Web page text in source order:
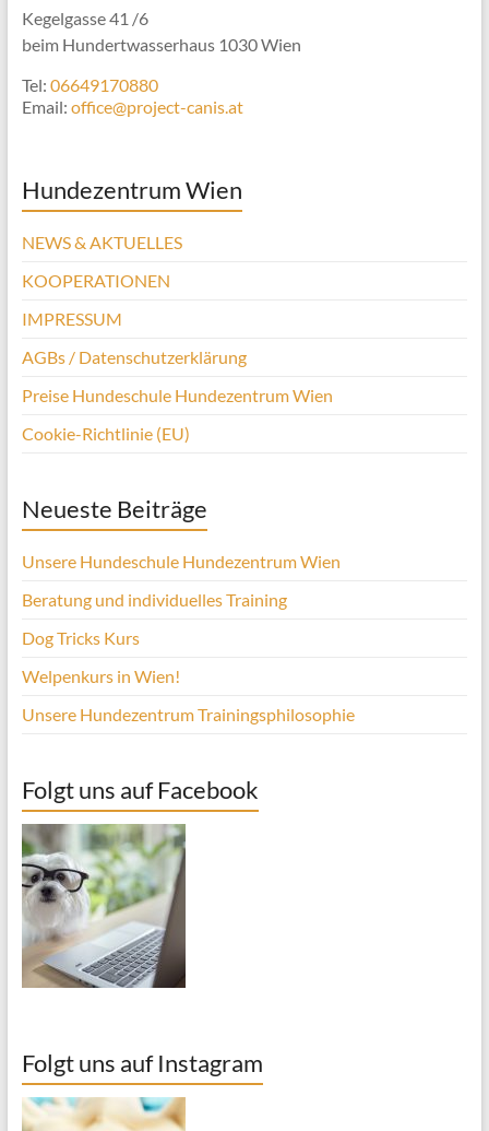
Kegelgasse 41 /6
beim Hundertwasserhaus 1030 Wien
Tel: 06649170880
Email: office@project-canis.at
Hundezentrum Wien
NEWS & AKTUELLES
KOOPERATIONEN
IMPRESSUM
AGBs / Datenschutzerklärung
Preise Hundeschule Hundezentrum Wien
Cookie-Richtlinie (EU)
Neueste Beiträge
Unsere Hundeschule Hundezentrum Wien
Beratung und individuelles Training
Dog Tricks Kurs
Welpenkurs in Wien!
Unsere Hundezentrum Trainingsphilosophie
Folgt uns auf Facebook
Folgt uns auf Instagram